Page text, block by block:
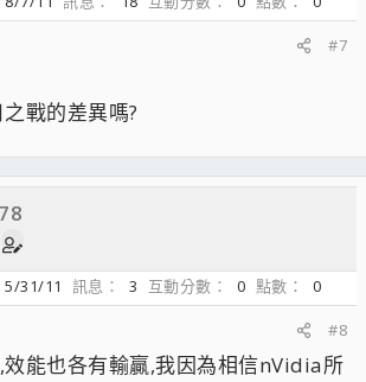
#7
戰的差異嗎?
5/31/11 訊息 3 互動分數 0 點數
0
#8
能也各有輸贏,我因為相信nVidia所